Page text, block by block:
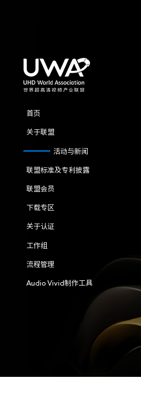
首页
关于联盟
活动与新闻
联盟标准及专利披露
联盟会员
下载专区
关于认证
工作组
流程管理
Audio Vivid制作工具